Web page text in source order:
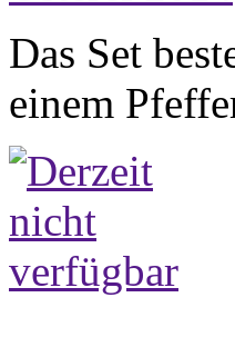
Das Set
einem